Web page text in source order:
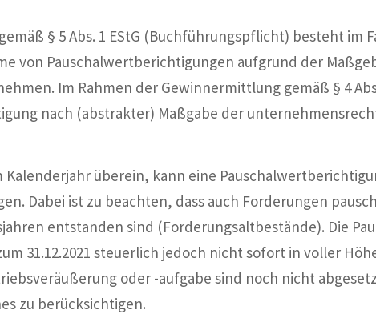
§ 5 Abs. 1 EStG (Buchführungspflicht) besteht im
von Pauschalwertberichtigungen aufgrund der
Im Rahmen der Gewinnermittlung gemäß § 4
nach (abstrakter) Maßgabe der
überein, kann eine
Dabei ist zu beachten, dass auch Forderungen
entstanden sind (Forderungsaltbestände). Die
31.12.2021 steuerlich jedoch nicht sofort in voller
oder -aufgabe sind noch nicht
zu berücksichtigen.